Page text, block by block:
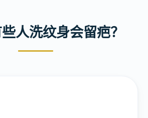
人洗纹身会留疤？